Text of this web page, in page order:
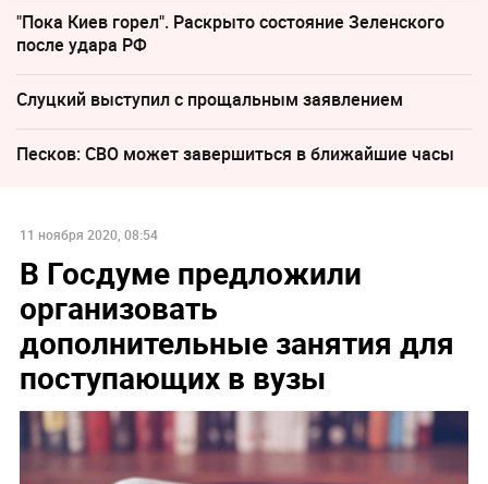
"Пока Киев горел". Раскрыто состояние Зеленского
после удара РФ
Слуцкий выступил с прощальным заявлением
Песков: СВО может завершиться в ближайшие часы
11 ноября 2020, 08:54
В Госдуме предложили
организовать
дополнительные занятия для
поступающих в вузы